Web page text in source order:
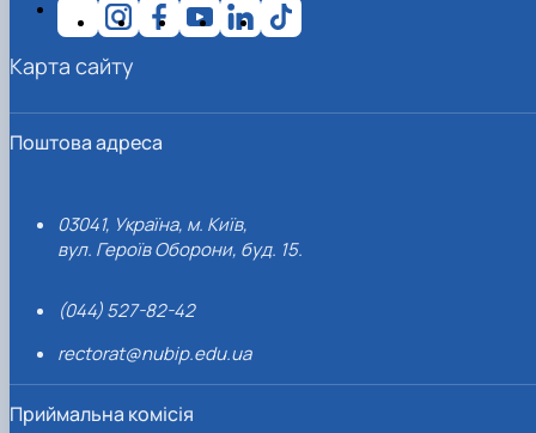
Поштова адреса
03041, Україна, м. Київ,
вул. Героїв Оборони, буд. 15.
(044) 527-82-42
rectorat@nubip.edu.ua
Приймальна комісія
Карта сайту